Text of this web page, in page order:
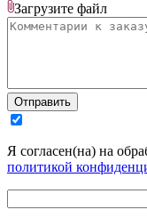
Загрузите файл
Отправить
Я согласен(на) на
политикой